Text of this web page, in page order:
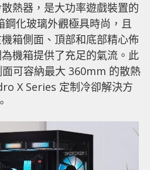
熱器，是大功率遊戲裝置的
鋼化玻璃外觀極具時尚，且
箱側面、頂部和底部精心佈
機箱提供了充足的氣流。此
可容納最大 360mm 的散熱
X Series 定制冷卻解決方